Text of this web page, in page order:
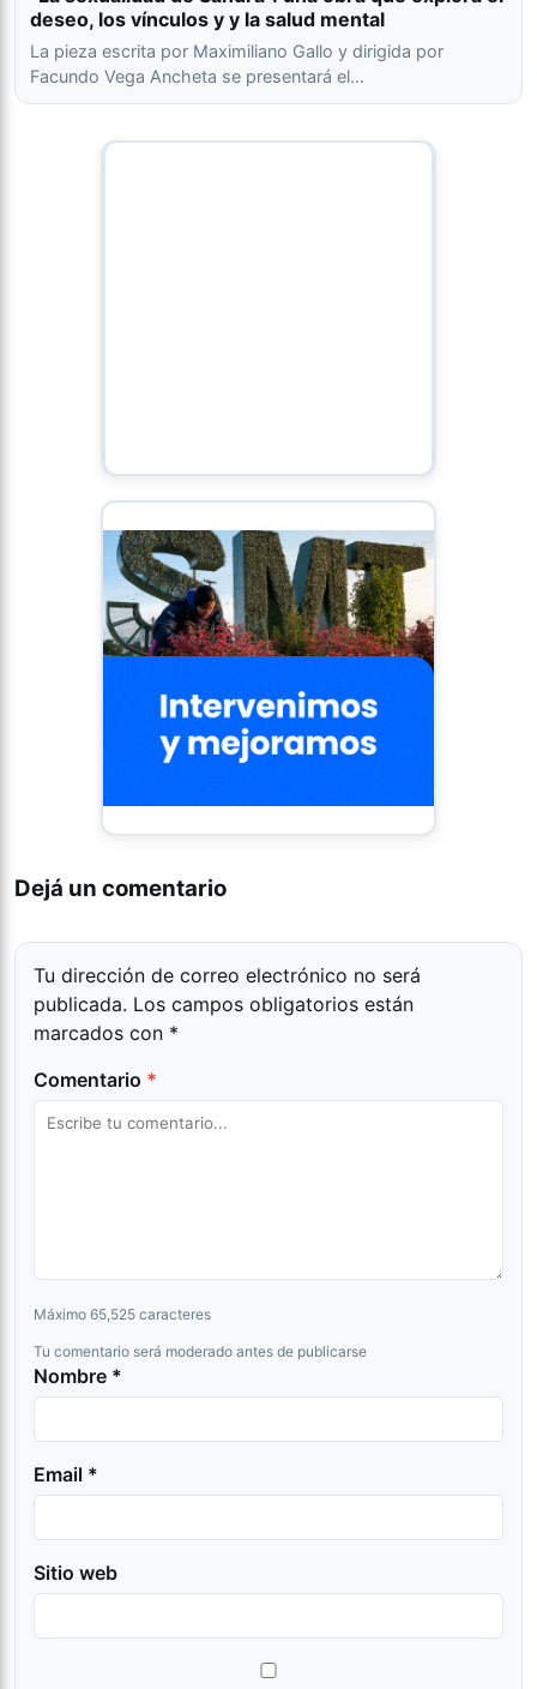
deseo, los vínculos y y la salud mental
La pieza escrita por Maximiliano Gallo y dirigida por
Facundo Vega Ancheta se presentará el…
Dejá un comentario
Tu dirección de correo electrónico no será
publicada. Los campos obligatorios están
marcados con *
Comentario *
Máximo 65,525 caracteres
Tu comentario será moderado antes de publicarse
Nombre *
Email *
Sitio web